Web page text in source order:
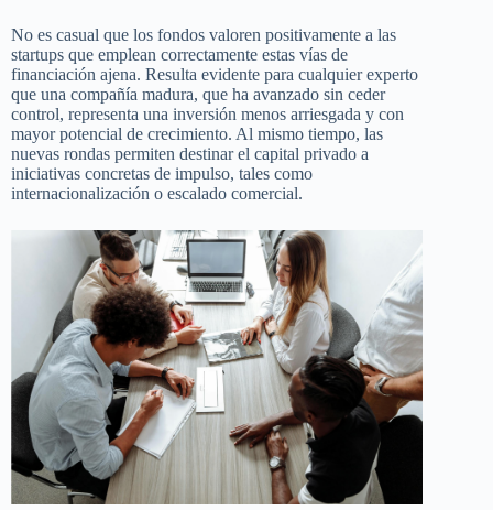
No es casual que los fondos valoren positivamente a las
startups que emplean correctamente estas vías de
financiación ajena. Resulta evidente para cualquier experto
que una compañía madura, que ha avanzado sin ceder
control, representa una inversión menos arriesgada y con
mayor potencial de crecimiento. Al mismo tiempo, las
nuevas rondas permiten destinar el capital privado a
iniciativas concretas de impulso, tales como
internacionalización o escalado comercial.